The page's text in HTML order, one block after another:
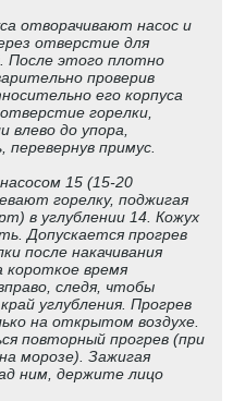
отворачивают насос и
отверстие для
После этого плотно
проверив
его корпуса
горелки,
влево до упора,
примус.
15 (15-20
горелку, поджигая
в углублении 14. Кожух
Допускается прогрев
после накачивания
короткое время
следя, чтобы
углубления. Прогрев
на открытом воздухе.
повторный прогрев (при
морозе). Зажигая
ним, держите лицо